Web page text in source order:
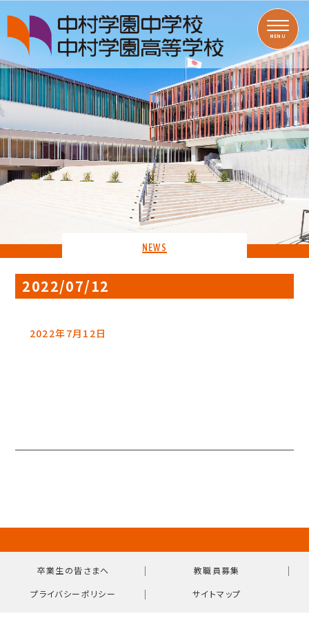
MENU
NEWS
2022/07/12
2022年7月12日
卒業生の皆さまへ ｜ 教職員募集 ｜
プライバシーポリシー ｜ サイトマップ